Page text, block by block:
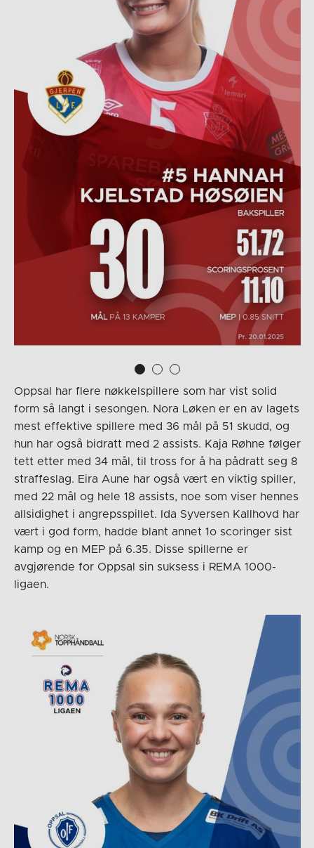
Oppsal har flere nøkkelspillere som har vist solid
form så langt i sesongen. Nora Løken er en av lagets
mest effektive spillere med 36 mål på 51 skudd, og
hun har også bidratt med 2 assists. Kaja Røhne følger
tett etter med 34 mål, til tross for å ha pådratt seg 8
straffeslag. Eira Aune har også vært en viktig spiller,
med 22 mål og hele 18 assists, noe som viser hennes
allsidighet i angrepsspillet. Ida Syversen Kallhovd har
vært i god form, hadde blant annet 1o scoringer sist
kamp og en MEP på 6.35. Disse spillerne er
avgjørende for Oppsal sin suksess i REMA 1000-
ligaen.